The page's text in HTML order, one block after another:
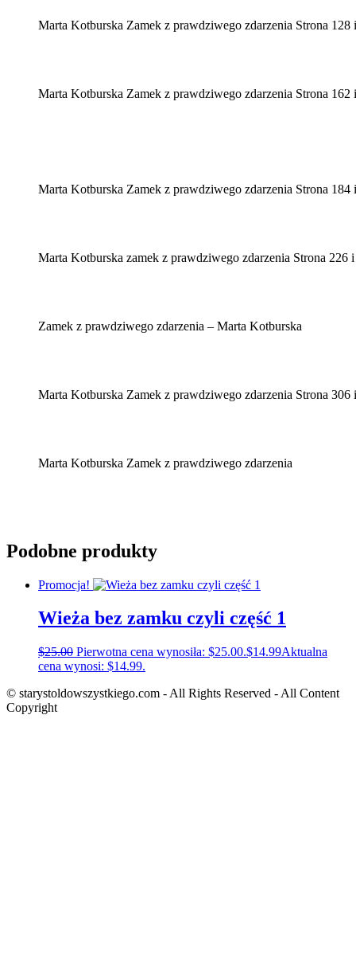
Marta Kotburska Zamek z prawdziwego zdarzenia Strona 128
Marta Kotburska Zamek z prawdziwego zdarzenia Strona 162
Marta Kotburska Zamek z prawdziwego zdarzenia Strona 184
Marta Kotburska zamek z prawdziwego zdarzenia Strona 226
Zamek z prawdziwego zdarzenia – Marta Kotburska
Marta Kotburska Zamek z prawdziwego zdarzenia Strona 306
Marta Kotburska Zamek z prawdziwego zdarzenia
Podobne produkty
Promocja!
Wieża bez zamku czyli część 1
$25.00 Pierwotna cena wynosiła: $25.00.$14.99Aktualna
cena wynosi: $14.99.
© starystoldowszystkiego.com - All Rights Reserved - All Content
Copyright